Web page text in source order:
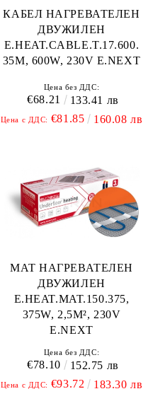
КАБЕЛ НАГРЕВАТЕЛЕН
ДВУЖИЛЕН
E.HEAT.CABLE.T.17.600.
35M, 600W, 230V E.NEXT
Цена без ДДС:
€68.21 133.41 лв
Цена с ДДС: €81.85 160.08 лв
МАТ НАГРЕВАТЕЛЕН
ДВУЖИЛЕН
E.HEAT.MAT.150.375,
375W, 2,5M², 230V
E.NEXT
Цена без ДДС:
€78.10 152.75 лв
Цена с ДДС: €93.72 183.30 лв